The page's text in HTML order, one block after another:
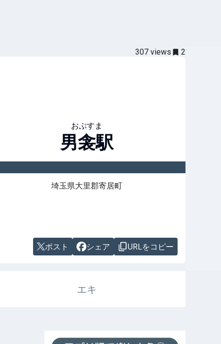
307 views 2
おぶすま
男衾駅
埼玉県大里郡寄居町
ポスト シェア URLをコピー
エキ